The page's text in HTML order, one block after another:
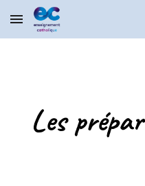
Skip to main content
Les